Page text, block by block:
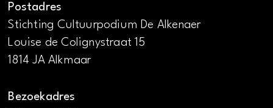
Postadres
Stichting Cultuurpodium De Alkenaer
Louise de Colignystraat 15
1814 JA Alkmaar
Bezoekadres